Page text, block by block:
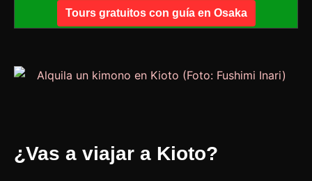
Tours gratuitos con guía en Osaka
¿Vas a viajar a Kioto?